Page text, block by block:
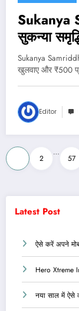
Sukanya
सुकन्या
कितना
Sukanya
खुलवाए और ₹500
Editor
Posts
pagination
2
…
57
Latest Post
ऐसे करें अपने
Hero Xtreme
नया साल में ऐसे